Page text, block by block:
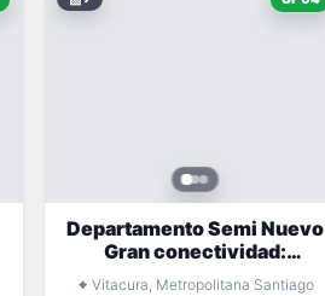
Departamento Semi Nuevo
Gran conectividad:
Kennedy
⌖ Vitacura, Metropolitana Santiago